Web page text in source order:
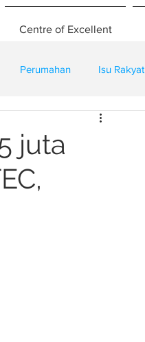
Centre of Excellent
Perumahan Isu Rakyat
juta